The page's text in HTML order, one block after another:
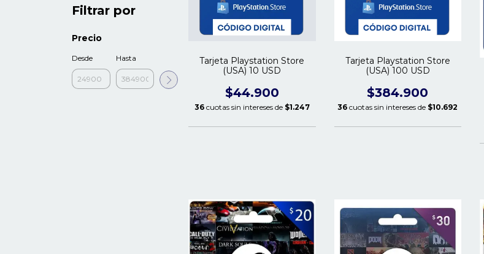
Filtrar por
Precio
Desde Hasta
Tarjeta Playstation Store
(USA) 10 USD
$44.900
36 cuotas sin intereses de $1.247
Tarjeta Playstation Store
(USA) 100 USD
$384.900
36 cuotas sin intereses de $10.692